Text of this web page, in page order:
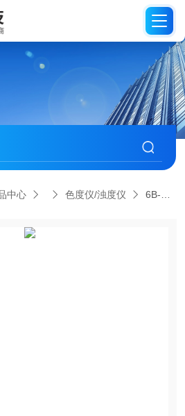
中心 色度仪/浊度仪 6B-50S型便携式色度仪